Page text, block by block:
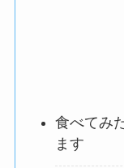
食べてみ
ます